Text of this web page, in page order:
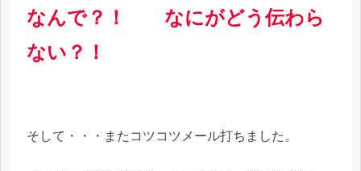
なんで？！ なにがどう伝わら
ない？！
そして・・・またコツコツメール打ちました。